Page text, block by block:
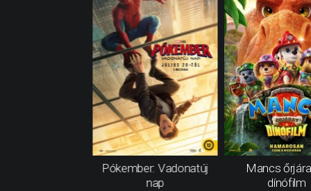
Pókember: Vadonatúj
nap
Mancs
dínófilm